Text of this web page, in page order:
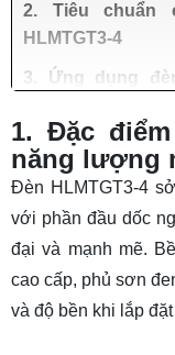
2. Tiêu chuẩn
HLMTGT3-4
3. Ứng dụng
4. Quyền lợi
HLMTGT3-4
1. Đặc
năng lượng
Đèn HLMTGT3-4
với phần đầu dốc
đại và mạnh mẽ.
cao cấp, phủ sơn
và độ bền khi lắp